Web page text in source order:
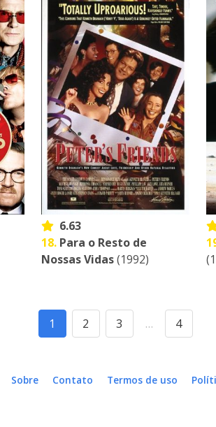
6.63
18. Para o Resto de
Nossas Vidas(1992)
1 2 3 … 4
Sobre Contato Termos de uso